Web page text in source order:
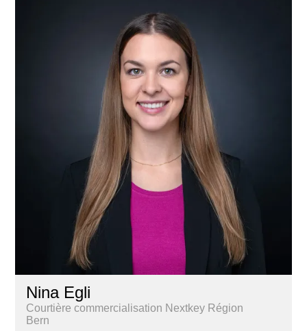
Nina Egli
Courtière commercialisation Nextkey Région
Bern